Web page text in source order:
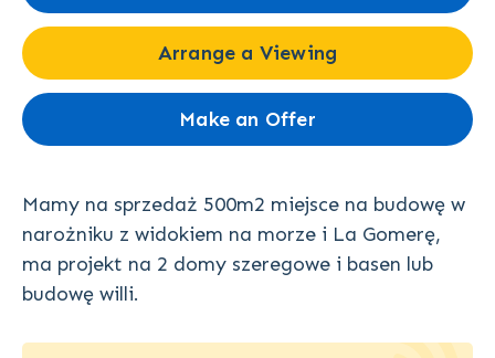
Arrange a Viewing
Make an Offer
Mamy na sprzedaż 500m2 miejsce na budowę w
narożniku z widokiem na morze i La Gomerę,
ma projekt na 2 domy szeregowe i basen lub
budowę willi.